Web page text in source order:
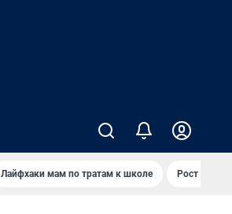
Лайфхаки мам по тратам к школе Рост цен на